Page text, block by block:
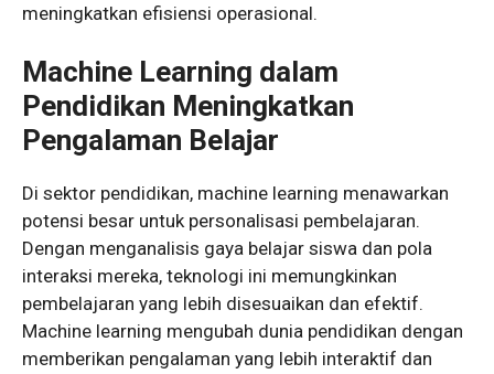
meningkatkan efisiensi operasional.
Machine Learning dalam
Pendidikan Meningkatkan
Pengalaman Belajar
Di sektor pendidikan, machine learning menawarkan
potensi besar untuk personalisasi pembelajaran.
Dengan menganalisis gaya belajar siswa dan pola
interaksi mereka, teknologi ini memungkinkan
pembelajaran yang lebih disesuaikan dan efektif.
Machine learning mengubah dunia pendidikan dengan
memberikan pengalaman yang lebih interaktif dan